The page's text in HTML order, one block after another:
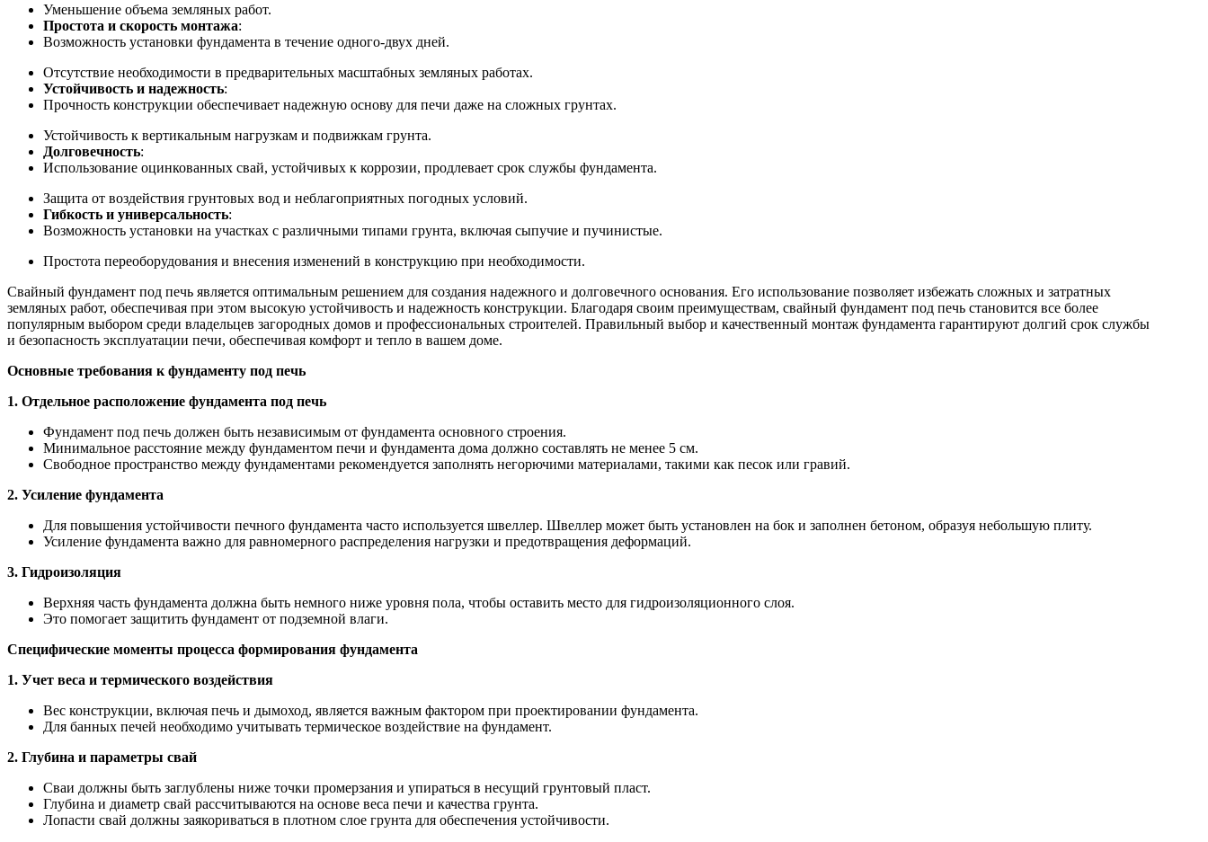
Уменьшение объема земляных работ.
Простота и скорость монтажа:
Возможность установки фундамента в течение одного-двух дней.
Отсутствие необходимости в предварительных масштабных земляных работах.
Устойчивость и надежность:
Прочность конструкции обеспечивает надежную основу для печи даже на сложных грунтах.
Устойчивость к вертикальным нагрузкам и подвижкам грунта.
Долговечность:
Использование оцинкованных свай, устойчивых к коррозии, продлевает срок службы фундамента.
Защита от воздействия грунтовых вод и неблагоприятных погодных условий.
Гибкость и универсальность:
Возможность установки на участках с различными типами грунта, включая сыпучие и пучинистые.
Простота переоборудования и внесения изменений в конструкцию при необходимости.
Свайный фундамент под печь является оптимальным решением для создания надежного и долговечного основания. Его использование позволяет избежать сложных и затратных
земляных работ, обеспечивая при этом высокую устойчивость и надежность конструкции. Благодаря своим преимуществам, свайный фундамент под печь становится все более
популярным выбором среди владельцев загородных домов и профессиональных строителей. Правильный выбор и качественный монтаж фундамента гарантируют долгий срок службы
и безопасность эксплуатации печи, обеспечивая комфорт и тепло в вашем доме.
Основные требования к фундаменту под печь
1. Отдельное расположение фундамента под печь
Фундамент под печь должен быть независимым от фундамента основного строения.
Минимальное расстояние между фундаментом печи и фундамента дома должно составлять не менее 5 см.
Свободное пространство между фундаментами рекомендуется заполнять негорючими материалами, такими как песок или гравий.
2. Усиление фундамента
Для повышения устойчивости печного фундамента часто используется швеллер. Швеллер может быть установлен на бок и заполнен бетоном, образуя небольшую плиту.
Усиление фундамента важно для равномерного распределения нагрузки и предотвращения деформаций.
3. Гидроизоляция
Верхняя часть фундамента должна быть немного ниже уровня пола, чтобы оставить место для гидроизоляционного слоя.
Это помогает защитить фундамент от подземной влаги.
Специфические моменты процесса формирования фундамента
1. Учет веса и термического воздействия
Вес конструкции, включая печь и дымоход, является важным фактором при проектировании фундамента.
Для банных печей необходимо учитывать термическое воздействие на фундамент.
2. Глубина и параметры свай
Сваи должны быть заглублены ниже точки промерзания и упираться в несущий грунтовый пласт.
Глубина и диаметр свай рассчитываются на основе веса печи и качества грунта.
Лопасти свай должны заякориваться в плотном слое грунта для обеспечения устойчивости.